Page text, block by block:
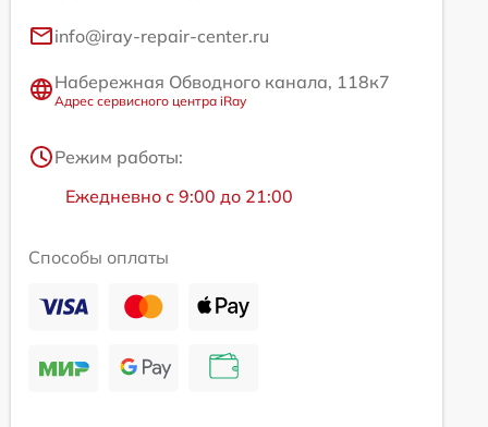
info@iray-repair-center.ru
Набережная Обводного канала, 118к7
Адрес сервисного центра iRay
Режим работы:
Ежедневно с 9:00 до 21:00
Способы оплаты